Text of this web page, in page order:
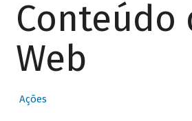
Conteúdo
Web
Ações